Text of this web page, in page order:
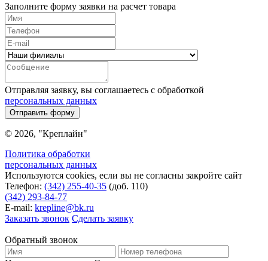
Заполните форму заявки на расчет товара
Отправляя заявку, вы соглашаетесь с обработкой
персональных данных
Отправить форму
© 2026, "Креплайн"
Политика обработки
персональных данных
Используются cookies, если вы не согласны закройте сайт
Телефон: (342) 255-40-35 (доб. 110)
(342) 293-84-77
E-mail: krepline@bk.ru
Заказать звонок Сделать заявку
Обратный звонок